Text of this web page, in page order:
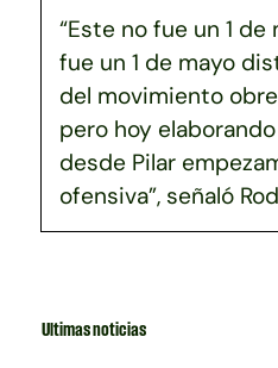
“Este no fue un 1 de
fue un 1 de mayo
del movimiento
pero hoy
desde Pilar
ofensiva”, señaló
Ultimas noticias